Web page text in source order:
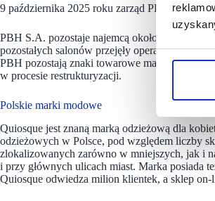
9 października 2025 roku zarząd PBH S.A.
PBH S.A. pozostaje najemcą około 20
pozostałych salonów przejęły operacyjnie
PBH pozostają znaki towarowe marek
w procesie restrukturyzacji.
Polskie marki modowe
Quiosque jest znaną marką odzieżową dla
odzieżowych w Polsce, pod względem liczby
zlokalizowanych zarówno w mniejszych, jak i
i przy głównych ulicach miast. Marka posiada
Quiosque odwiedza milion klientek, a sklep